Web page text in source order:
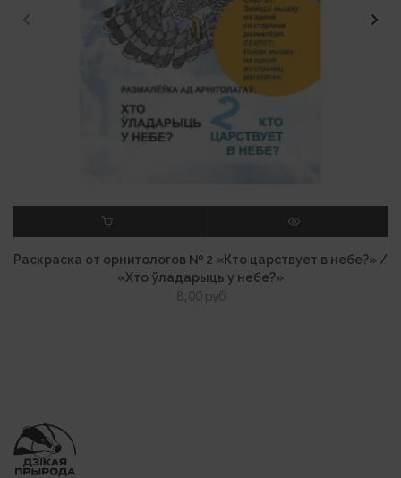
Раскраска от орнитологов № 2 «Кто царствует в небе?» /
«Хто ўладарыць у небе?»
8,00 руб